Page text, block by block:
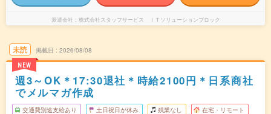
派遣会社 株式会社スタッフサービス ＩＴソリューションブロック
未読
NEW
掲載日 2026/08/08
週3～OK＊17:30退社＊時給2100円＊日系商社
でメルマガ作成
交通費別途支給あり 土日祝日が休み 残業なし 在宅・リモート